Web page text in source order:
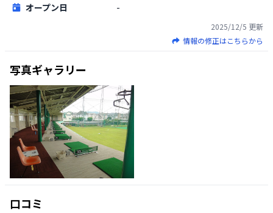
オープン日
-
2025/12/5 更新
情報の修正はこちらから
写真ギャラリー
口コミ